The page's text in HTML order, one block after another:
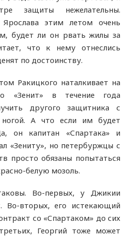
защиты нежелательны.
Ярослава этим летом очень
будет ли он рвать жилы за
что к нему отнеслись
по достоинству.
Ракицкого наталкивает на
в течение года
другого защитника с
А что если им будет
он капитан «Спартака» и
«Зениту», но петербуржцы с
просто обязаны попытаться
белую мозоль.
Во-первых, у Джикии
Во-вторых, его истекающий
со «Спартаком» до сих
Георгий тоже может